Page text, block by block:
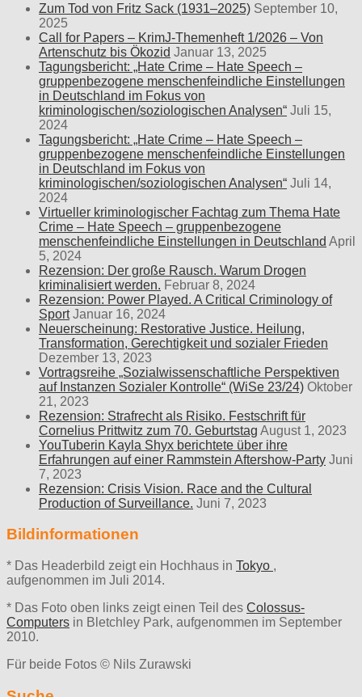
Zum Tod von Fritz Sack (1931–2025) September 10,
2025
Call for Papers – KrimJ-Themenheft 1/2026 – Von
Artenschutz bis Ökozid Januar 13, 2025
Tagungsbericht: „Hate Crime – Hate Speech –
gruppenbezogene menschenfeindliche Einstellungen
in Deutschland im Fokus von
kriminologischen/soziologischen Analysen“ Juli 15,
2024
Tagungsbericht: „Hate Crime – Hate Speech –
gruppenbezogene menschenfeindliche Einstellungen
in Deutschland im Fokus von
kriminologischen/soziologischen Analysen“ Juli 14,
2024
Virtueller kriminologischer Fachtag zum Thema Hate
Crime – Hate Speech – gruppenbezogene
menschenfeindliche Einstellungen in Deutschland April
5, 2024
Rezension: Der große Rausch. Warum Drogen
kriminalisiert werden. Februar 8, 2024
Rezension: Power Played. A Critical Criminology of
Sport Januar 16, 2024
Neuerscheinung: Restorative Justice. Heilung,
Transformation, Gerechtigkeit und sozialer Frieden
Dezember 13, 2023
Vortragsreihe „Sozialwissenschaftliche Perspektiven
auf Instanzen Sozialer Kontrolle“ (WiSe 23/24) Oktober
21, 2023
Rezension: Strafrecht als Risiko. Festschrift für
Cornelius Prittwitz zum 70. Geburtstag August 1, 2023
YouTuberin Kayla Shyx berichtete über ihre
Erfahrungen auf einer Rammstein Aftershow-Party Juni
7, 2023
Rezension: Crisis Vision. Race and the Cultural
Production of Surveillance. Juni 7, 2023
Bildinformationen
* Das Headerbild zeigt ein Hochhaus in Tokyo ,
aufgenommen im Juli 2014.
* Das Foto oben links zeigt einen Teil des Colossus-
Computers in Bletchley Park, aufgenommen im September
2010.
Für beide Fotos © Nils Zurawski